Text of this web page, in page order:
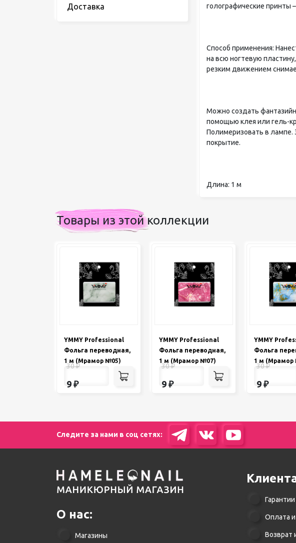
Доставка
голографические принты
Способ применения:
на всю ногтевую
резким движением
Можно создать
помощью клея или гель-
Полимеризовать в лампе.
покрытие.
Длина: 1 м
Товары из этой коллекции
YMMY Professional
Фольга переводная,
1 м (Мрамор №05)
30₽
9 ₽
YMMY Professional
Фольга переводная,
1 м (Мрамор №07)
30₽
9 ₽
YMMY
Фольга
1 м (Мрамор
30₽
9 ₽
Следите за нами в соц сетях:
О нас:
Магазины
Оплата
Возврат